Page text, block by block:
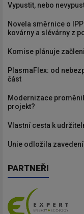
Vypustit, nebo
Novela směrnice o
kovárny a slévárny z
Komise plánuje
PlasmaFlex: od
část
Modernizace
projekt?
Vlastní cesta k
Unie odložila
PARTNEŘI